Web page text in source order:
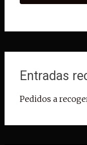
Entradas
Pedidos a